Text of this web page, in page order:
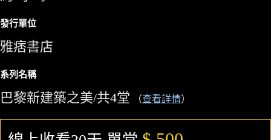
發行單位
雅痞書店
系列名稱
巴黎新建築之美/共4堂 （查看詳情）